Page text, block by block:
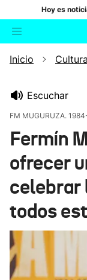
Hoy es
Buscador
Inicio Cultura
Escuchar
FM MUGURUZA.
Fermín
ofrecer
celebrar
todos